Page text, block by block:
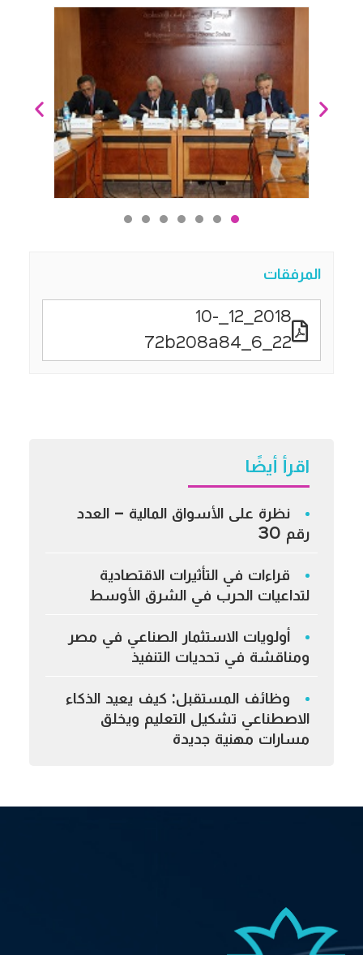
المرفقات
2018_12_10-
22_6_72b208a84
اقرأ أيضًا
نظرة على الأسواق المالية – العدد
رقم 30
قراءات في التأثيرات الاقتصادية
لتداعيات الحرب في الشرق الأوسط
أولويات الاستثمار الصناعي في مصر
ومناقشة في تحديات التنفيذ
وظائف المستقبل: كيف يعيد الذكاء
الاصطناعي تشكيل التعليم ويخلق
مسارات مهنية جديدة